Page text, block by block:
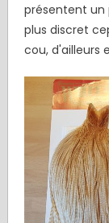
présentent un
plus discret
cou, d'ailleurs